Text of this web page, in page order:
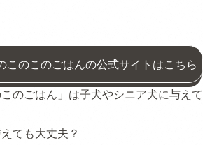
このこのごはんの公式サイトはこちら
このごはん」は子犬やシニア犬に与えて
ても大丈夫？